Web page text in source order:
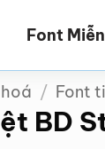
Font
/ Font
BD